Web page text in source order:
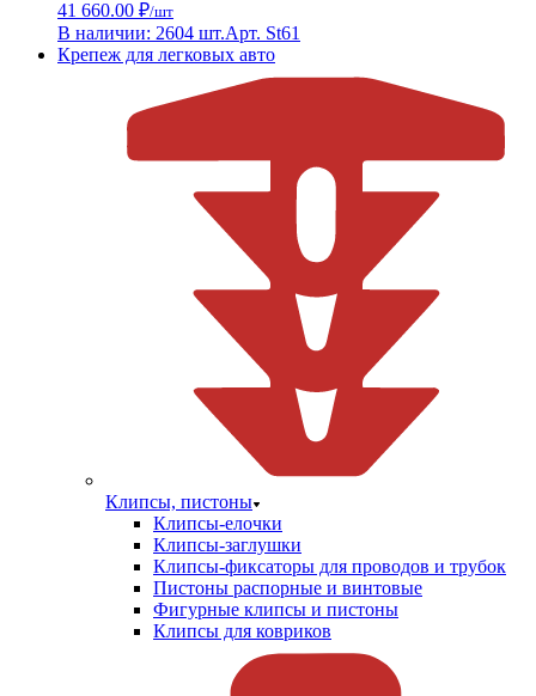
41 660.00 ₽/шт
В наличии: 2604 шт.Арт. St61
Крепеж для легковых авто
Клипсы, пистоны
Клипсы-елочки
Клипсы-заглушки
Клипсы-фиксаторы для проводов и трубок
Пистоны распорные и винтовые
Фигурные клипсы и пистоны
Клипсы для ковриков